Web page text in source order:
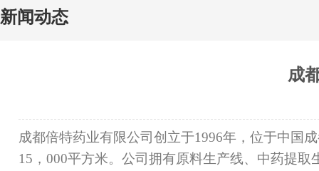
新闻动态
成
成都倍特药业有限公司创立于1996年，位于中国
15，000平方米。公司拥有原料生产线、中药提